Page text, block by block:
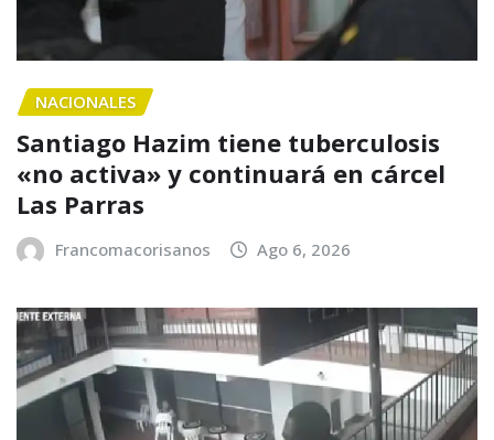
NACIONALES
Santiago Hazim tiene tuberculosis
«no activa» y continuará en cárcel
Las Parras
Francomacorisanos Ago 6, 2026